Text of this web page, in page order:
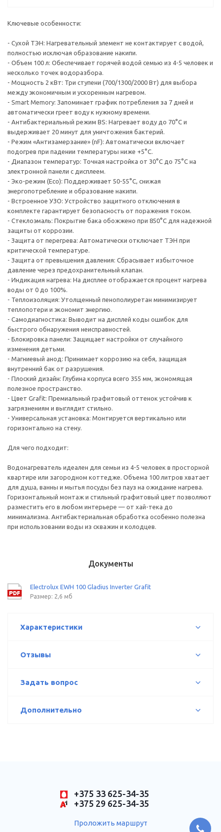
Ключевые особенности:
- Сухой ТЭН: Нагревательный элемент не контактирует с водой,
полностью исключая образование накипи.
- Объем 100 л: Обеспечивает горячей водой семью из 4-5 человек и
несколько точек водоразбора.
- Мощность 2 кВт: Три ступени (700/1300/2000 Вт) для выбора
между экономичным и ускоренным нагревом.
- Smart Memory: Запоминает график потребления за 7 дней и
автоматически греет воду к нужному времени.
- Антибактериальный режим BS: Нагревает воду до 70°C и
выдерживает 20 минут для уничтожения бактерий.
- Режим «Антизамерзание» (nF): Автоматически включает
подогрев при падении температуры ниже +5°C.
- Диапазон температур: Точная настройка от 30°C до 75°C на
электронной панели с дисплеем.
- Эко-режим (Eco): Поддерживает 50-55°C, снижая
энергопотребление и образование накипи.
- Встроенное УЗО: Устройство защитного отключения в
комплекте гарантирует безопасность от поражения током.
- Стеклоэмаль: Покрытие бака обожжено при 850°C для надежной
защиты от коррозии.
- Защита от перегрева: Автоматически отключает ТЭН при
критической температуре.
- Защита от превышения давления: Сбрасывает избыточное
давление через предохранительный клапан.
- Индикация нагрева: На дисплее отображается процент нагрева
воды от 0 до 100%.
- Теплоизоляция: Утолщенный пенополиуретан минимизирует
теплопотери и экономит энергию.
- Самодиагностика: Выводит на дисплей коды ошибок для
быстрого обнаружения неисправностей.
- Блокировка панели: Защищает настройки от случайного
изменения детьми.
- Магниевый анод: Принимает коррозию на себя, защищая
внутренний бак от разрушения.
- Плоский дизайн: Глубина корпуса всего 355 мм, экономящая
полезное пространство.
- Цвет Grafit: Премиальный графитовый оттенок устойчив к
загрязнениям и выглядит стильно.
- Универсальная установка: Монтируется вертикально или
горизонтально на стену.
Для чего подходит:
Водонагреватель идеален для семьи из 4-5 человек в просторной
квартире или загородном коттедже. Объема 100 литров хватает
для душа, ванны и мытья посуды без пауз на ожидание нагрева.
Горизонтальный монтаж и стильный графитовый цвет позволяют
разместить его в любом интерьере — от хай-тека до
минимализма. Антибактериальная обработка особенно полезна
при использовании воды из скважин и колодцев.
Документы
Electrolux EWH 100 Gladius Inverter Grafit
Размер: 2,6 мб
Характеристики
Отзывы
Задать вопрос
Дополнительно
+375 33 625-34-35
+375 29 625-34-35
Проложить маршрут